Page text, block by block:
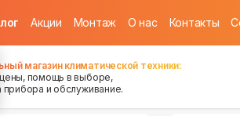
Акции Монтаж О нас Контакты
магазин климатической техники:
цены, помощь в выборе,
прибора и обслуживание.